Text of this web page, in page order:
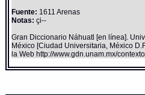
Fuente: 1611 Arenas
Notas: çi--
Gran Diccionario Náhuatl [en línea].
México [Ciudad Universitaria, México
la Web http://www.gdn.unam.mx/